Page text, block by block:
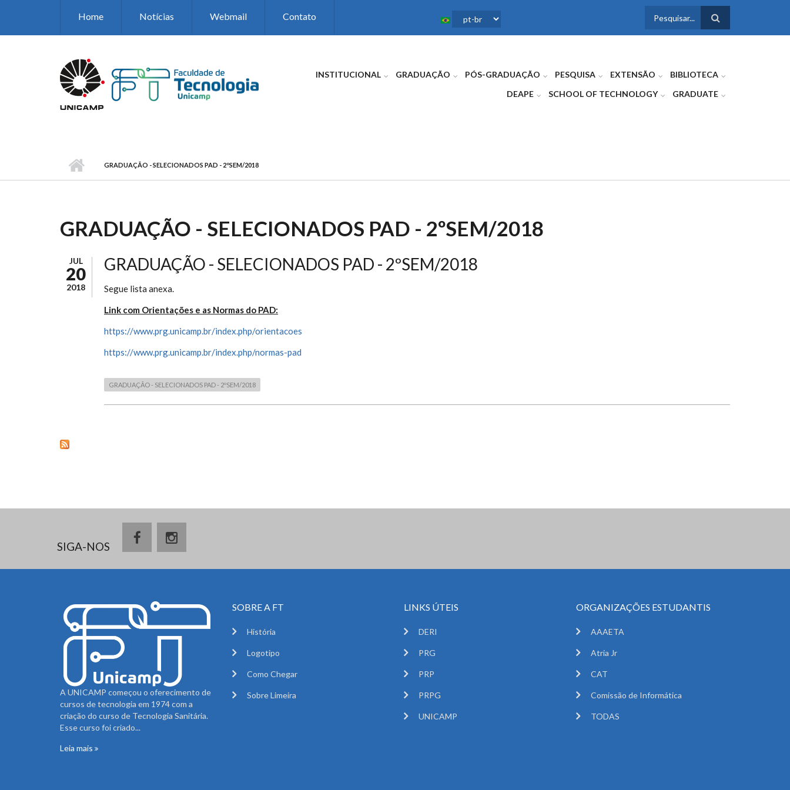
Home Notícias Webmail Contato
FORMULÁRIO
INSTITUCIONAL GRADUAÇÃO PÓS-GRADUAÇÃO PESQUISA EXTENSÃO
BIBLIOTECA
DEAPE
SCHOOL OF TECHNOLOGY GRADUATE
GRADUAÇÃO - SELECIONADOS PAD - 2ºSEM/2018
GRADUAÇÃO - SELECIONADOS PAD - 2ºSEM/2018
JUL
20
2018
GRADUAÇÃO - SELECIONADOS PAD - 2ºSEM/2018
Segue lista anexa.
Link com Orientações e as Normas do PAD:
https://www.prg.unicamp.br/index.php/orientacoes
https://www.prg.unicamp.br/index.php/normas-pad
GRADUAÇÃO - SELECIONADOS PAD - 2ºSEM/2018
SIGA-NOS
A UNICAMP começou o oferecimento de
cursos de tecnologia em 1974 com a
criação do curso de Tecnologia Sanitária.
Esse curso foi criado...
Leia mais
SOBRE A FT
História
Logotipo
Como Chegar
Sobre Limeira
LINKS ÚTEIS
DERI
PRG
PRP
PRPG
UNICAMP
ORGANIZAÇÕES ESTUDANTIS
AAAETA
Atria Jr
CAT
Comissão de Informática
TODAS